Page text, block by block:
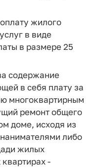
жилого
в виде
в размере 25
содержание
в себя плату за
многоквартирным
ремонт общего
доме, исходя из
либо
жилых
-